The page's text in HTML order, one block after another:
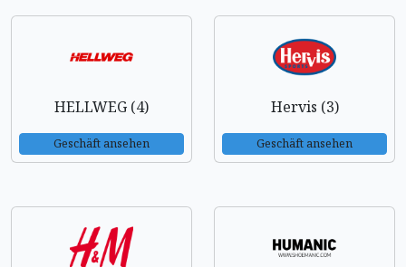
HELLWEG (4)
Geschäft ansehen
Hervis (3)
Geschäft ansehen